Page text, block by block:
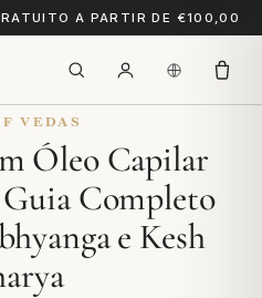
A PARTIR DE €100,00
VEDAS
Óleo Capilar
Completo
e Kesh